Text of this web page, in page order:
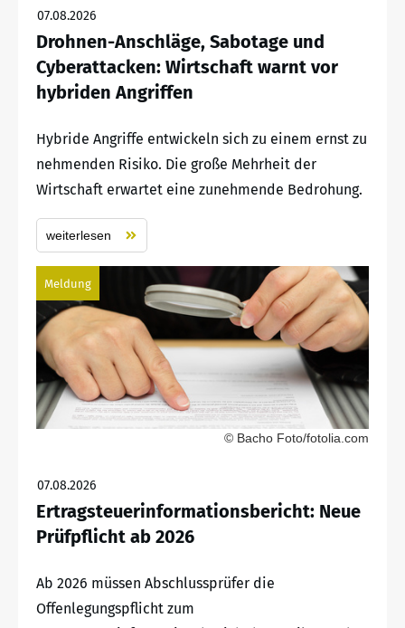
07.08.2026
Drohnen-Anschläge, Sabotage und
Cyberattacken: Wirtschaft warnt vor
hybriden Angriffen
Hybride Angriffe entwickeln sich zu einem ernst zu
nehmenden Risiko. Die große Mehrheit der
Wirtschaft erwartet eine zunehmende Bedrohung.
weiterlesen
Meldung
© Bacho Foto/fotolia.com
07.08.2026
Ertragsteuerinformationsbericht: Neue
Prüfpflicht ab 2026
Ab 2026 müssen Abschlussprüfer die
Offenlegungspflicht zum